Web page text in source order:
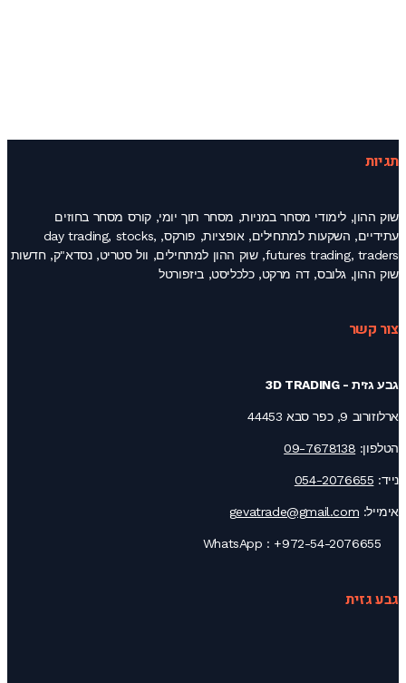
תגיות
שוק ההון, לימודי מסחר במניות, מסחר תוך יומי, קורס מסחר בחוזים
עתידיים, השקעות למתחילים, אופציות, פורקס, day trading, stocks,
futures trading, traders, שוק ההון למתחילים, וול סטריט, נסדא"ק, חדשות
שוק ההון, גלובס, דה מרקט, כלכליסט, ביזפורטל
צור קשר
גבע גזית - 3D TRADING
ארלוזורוב 9, כפר סבא 44453
הטלפון: 09-7678138
נייד: 054-2076655
אימייל: gevatrade@gmail.com
+972-54-2076655
גבע גזית